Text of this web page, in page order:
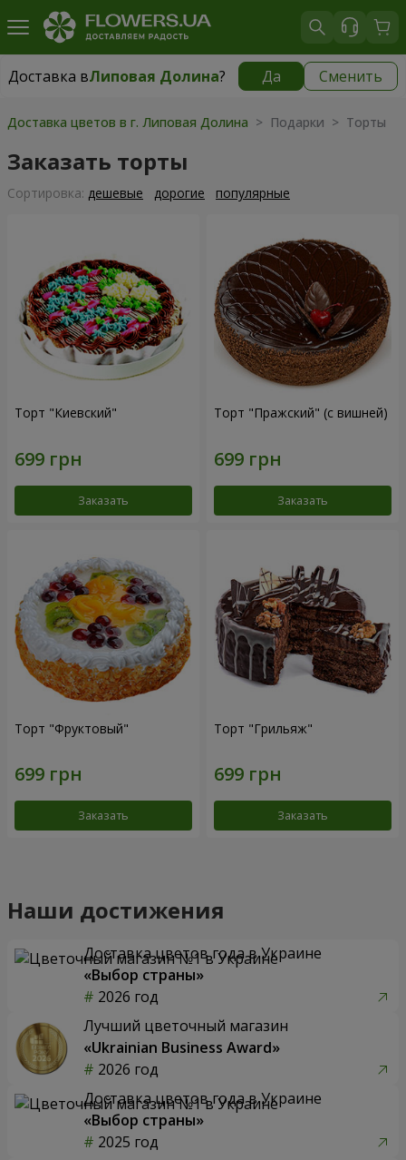
Доставка вЛиповая Долина? Да Сменить
Доставка вЛиповая Долина|1520 грн
Доставка цветов в г. Липовая Долина > Подарки > Торты
Заказать торты
Cортировка: дешевые дорогие популярные
Торт "Киевский"
Заказать
Торт "Пражский" (с вишней)
Заказать
Торт "Фруктовый"
Заказать
Торт "Грильяж"
Заказать
Наши достижения
Доставка цветов года в Украине
«Выбор страны»
2026 год
Лучший цветочный магазин
«Ukrainian Business Award»
2026 год
Доставка цветов года в Украине
«Выбор страны»
2025 год